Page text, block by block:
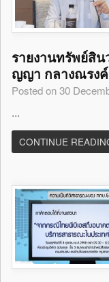
รายงานทรัพย์สิ
ญญา กลางณรงค์
Posted on 30
...
CONTINUE